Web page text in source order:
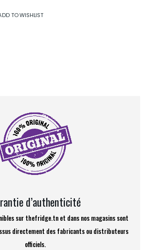
TO WISHLIST
d’authenticité
sur thefridge.tn et dans nos magasins sont
directement des fabricants ou distributeurs
officiels.